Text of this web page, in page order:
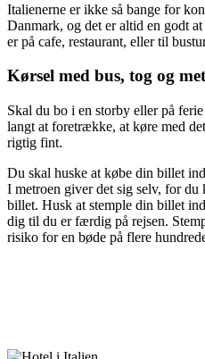
Italienerne er ikke så bange for
Danmark, og det er altid en godt
er på cafe, restaurant, eller til
Kørsel med bus, tog og
Skal du bo i en storby eller på
langt at foretrække, at køre med
rigtig fint.
Du skal huske at købe din billet
I metroen giver det sig selv, for du
billet. Husk at stemple din billet
dig til du er færdig på rejsen.
risiko for en bøde på flere